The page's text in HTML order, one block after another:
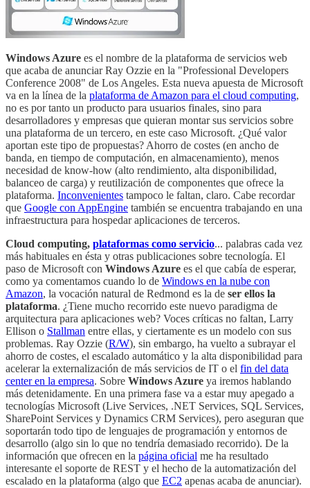
Windows Azure es el nombre de la plataforma de servicios web
que acaba de anunciar Ray Ozzie en la "Professional Developers
Conference 2008" de Los Angeles. Esta nueva apuesta de Microsoft
va en la línea de la plataforma de Amazon para el cloud computing,
no es por tanto un producto para usuarios finales, sino para
desarrolladores y empresas que quieran montar sus servicios sobre
una plataforma de un tercero, en este caso Microsoft. ¿Qué valor
aportan este tipo de propuestas? Ahorro de costes (en ancho de
banda, en tiempo de computación, en almacenamiento), menos
necesidad de know-how (alto rendimiento, alta disponibilidad,
balanceo de carga) y reutilización de componentes que ofrece la
plataforma. Inconvenientes tampoco le faltan, claro. Cabe recordar
que Google con AppEngine también se encuentra trabajando en una
infraestructura para hospedar aplicaciones de terceros.
Cloud computing, plataformas como servicio... palabras cada vez
más habituales en ésta y otras publicaciones sobre tecnología. El
paso de Microsoft con Windows Azure es el que cabía de esperar,
como ya comentamos cuando lo de Windows en la nube con
Amazon, la vocación natural de Redmond es la de ser ellos la
plataforma. ¿Tiene mucho recorrido este nuevo paradigma de
arquitectura para aplicaciones web? Voces críticas no faltan, Larry
Ellison o Stallman entre ellas, y ciertamente es un modelo con sus
problemas. Ray Ozzie (R/W), sin embargo, ha vuelto a subrayar el
ahorro de costes, el escalado automático y la alta disponibilidad para
acelerar la externalización de más servicios de IT o el fin del data
center en la empresa. Sobre Windows Azure ya iremos hablando
más detenidamente. En una primera fase va a estar muy apegado a
tecnologías Microsoft (Live Services, .NET Services, SQL Services,
SharePoint Services y Dynamics CRM Services), pero aseguran que
soportarán todo tipo de lenguajes de programación y entornos de
desarrollo (algo sin lo que no tendría demasiado recorrido). De la
información que ofrecen en la página oficial me ha resultado
interesante el soporte de REST y el hecho de la automatización del
escalado en la plataforma (algo que EC2 apenas acaba de anunciar).